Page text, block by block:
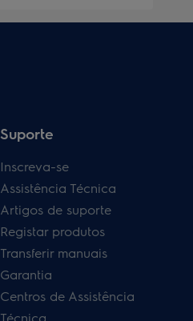
Suporte
Inscreva-se
Assistência Técnica
Artigos de suporte
Registar produtos
Transferir manuais
Garantia
Centros de Assistência
Técnica